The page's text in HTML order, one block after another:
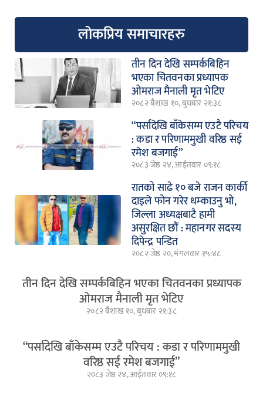
लोकप्रिय समाचारहरु
तीन दिन देखि सम्पर्कबिहिन
भएका चितवनका प्रध्यापक
ओमराज मैनाली मृत भेटिए
२०८२ बैशाख १०, बुधबार २१:३८
“पर्सादेखि बाँकेसम्म एउटै परिचय
: कडा र परिणाममुखी वरिष्ठ सई
रमेश बजगाई”
२०८३ जेष्ठ २४, आईतवार ०९:१८
रातको साढे १० बजे राजन कार्की
दाइले फोन गरेर धम्काउनु भो,
जिल्ला अध्यक्षबाटै हामी
असुरक्षित छौं : महानगर सदस्य
दिपेन्द्र पन्डित
२०८२ जेष्ठ २०, मंगलवार १५:४८
तीन दिन देखि सम्पर्कबिहिन भएका चितवनका प्रध्यापक
ओमराज मैनाली मृत भेटिए
२०८२ बैशाख १०, बुधबार २१:३८
“पर्सादेखि बाँकेसम्म एउटै परिचय : कडा र परिणाममुखी
वरिष्ठ सई रमेश बजगाई”
२०८३ जेष्ठ २४, आईतवार ०९:१८